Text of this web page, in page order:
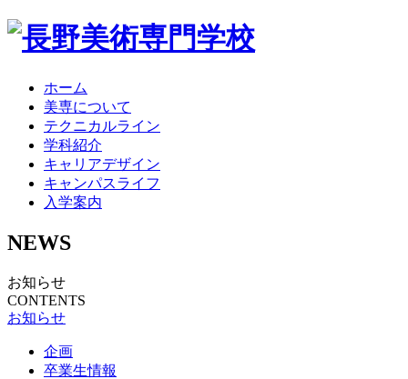
ホーム
美専について
テクニカルライン
学科紹介
キャリアデザイン
キャンパスライフ
入学案内
NEWS
お知らせ
CONTENTS
お知らせ
企画
卒業生情報